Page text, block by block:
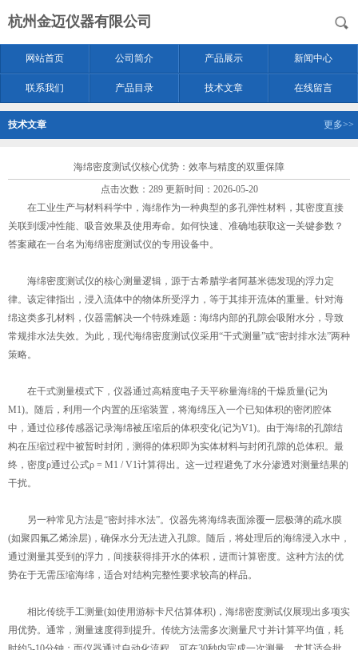
杭州金迈仪器有限公司
网站首页 公司简介 产品展示 新闻中心
联系我们 产品目录 技术文章 在线留言
技术文章 更多>>
海绵密度测试仪核心优势：效率与精度的双重保障
点击次数：289 更新时间：2026-05-20
在工业生产与材料科学中，海绵作为一种典型的多孔弹性材料，其密度直接
关联到缓冲性能、吸音效果及使用寿命。如何快速、准确地获取这一关键参数？
答案藏在一台名为海绵密度测试仪的专用设备中。
海绵密度测试仪的核心测量逻辑，源于古希腊学者阿基米德发现的浮力定
律。该定律指出，浸入流体中的物体所受浮力，等于其排开流体的重量。针对海
绵这类多孔材料，仪器需解决一个特殊难题：海绵内部的孔隙会吸附水分，导致
常规排水法失效。为此，现代海绵密度测试仪采用“干式测量”或“密封排水法”两种
策略。
在干式测量模式下，仪器通过高精度电子天平称量海绵的干燥质量(记为
M1)。随后，利用一个内置的压缩装置，将海绵压入一个已知体积的密闭腔体
中，通过位移传感器记录海绵被压缩后的体积变化(记为V1)。由于海绵的孔隙结
构在压缩过程中被暂时封闭，测得的体积即为实体材料与封闭孔隙的总体积。最
终，密度ρ通过公式ρ = M1 / V1计算得出。这一过程避免了水分渗透对测量结果的
干扰。
另一种常见方法是“密封排水法”。仪器先将海绵表面涂覆一层极薄的疏水膜
(如聚四氟乙烯涂层)，确保水分无法进入孔隙。随后，将处理后的海绵浸入水中，
通过测量其受到的浮力，间接获得排开水的体积，进而计算密度。这种方法的优
势在于无需压缩海绵，适合对结构完整性要求较高的样品。
相比传统手工测量(如使用游标卡尺估算体积)，海绵密度测试仪展现出多项实
用优势。通常，测量速度得到提升。传统方法需多次测量尺寸并计算平均值，耗